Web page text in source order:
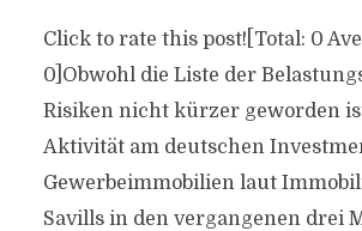
Click to rate this post![Total: 0
0]Obwohl die Liste der
Risiken nicht kürzer geworden
Aktivität am deutschen
Gewerbeimmobilien laut
Savills in den vergangenen drei